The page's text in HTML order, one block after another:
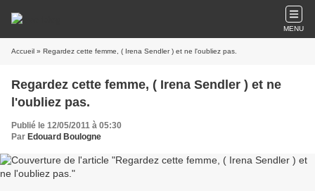
MENU
Accueil » Regardez cette femme, ( Irena Sendler ) et ne l'oubliez pas.
Regardez cette femme, ( Irena Sendler ) et ne
l'oubliez pas.
Publié le 12/05/2011 à 05:30
Par Edouard Boulogne